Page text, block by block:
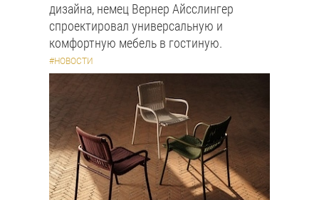
дизайна, немец Вернер Айсслингер
спроектировал универсальную и
комфортную мебель в гостиную.
#НОВОСТИ